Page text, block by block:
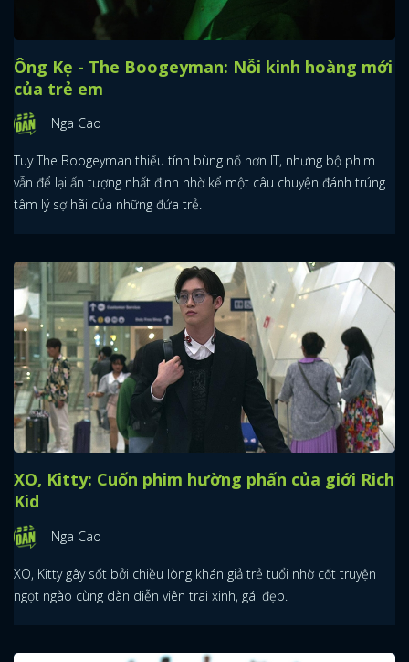
Ông Kẹ - The Boogeyman: Nỗi kinh hoàng mới
của trẻ em
Nga Cao
Tuy The Boogeyman thiếu tính bùng nổ hơn IT, nhưng bộ phim
vẫn để lại ấn tượng nhất định nhờ kể một câu chuyện đánh trúng
tâm lý sợ hãi của những đứa trẻ.
XO, Kitty: Cuốn phim hường phấn của giới Rich
Kid
Nga Cao
XO, Kitty gây sốt bởi chiều lòng khán giả trẻ tuổi nhờ cốt truyện
ngọt ngào cùng dàn diễn viên trai xinh, gái đẹp.